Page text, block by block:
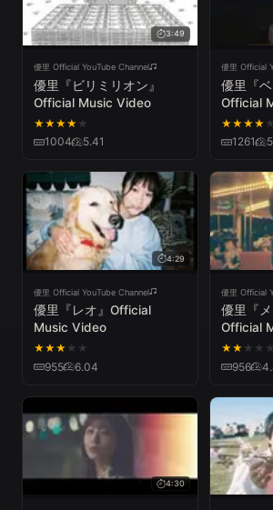
3:49
優里 Official YouTube Channel
優里『ビリミリオン』
Official Music Video
★★★★ ★
1004 5.41
優里 Official
優里『ベ
Official
★★★★ ★
1261
4:29
優里 Official YouTube Channel
優里『レオ』Official
Music Video
★★★ ★ ★
955 6.04
優里 Official
優里『メ
Official
★★ ★ ★ ★
956
4:30